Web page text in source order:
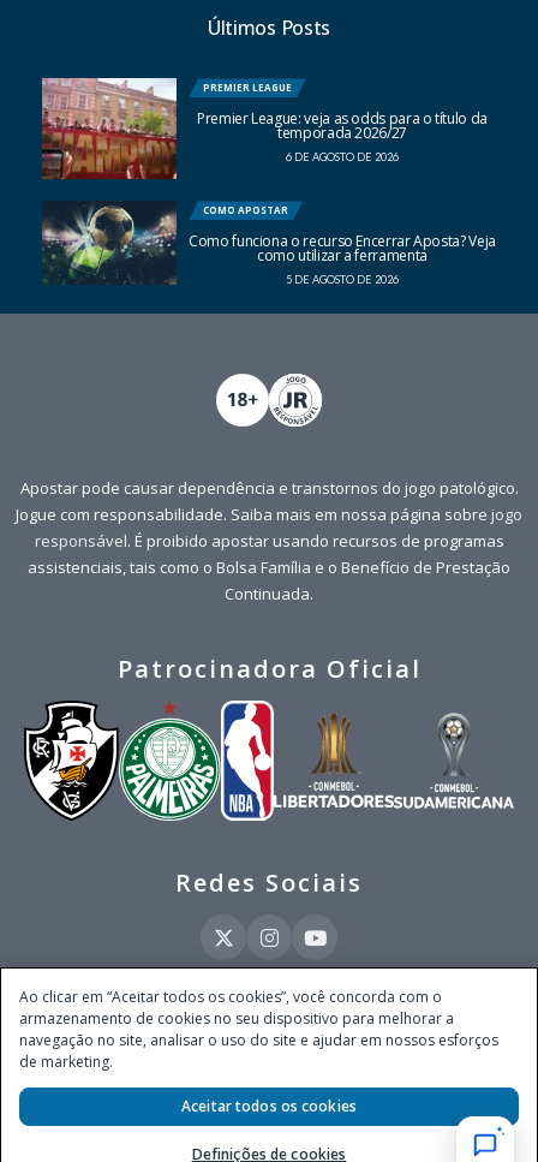
Últimos Posts
PREMIER LEAGUE
Premier League: veja as odds para o título da
temporada 2026/27
6 DE AGOSTO DE 2026
COMO APOSTAR
Como funciona o recurso Encerrar Aposta? Veja
como utilizar a ferramenta
5 DE AGOSTO DE 2026
Apostar pode causar dependência e transtornos do jogo patológico.
Jogue com responsabilidade. Saiba mais em nossa página sobre jogo
responsável. É proibido apostar usando recursos de programas
assistenciais, tais como o Bolsa Família e o Benefício de Prestação
Continuada.
Patrocinadora Oficial
Redes Sociais
Este site é operado pela Ventmear Brasil LTDA (CNPJ 52.868.380/0001-84), com
endereço na Avenida Brigadeiro Faria Lima, nº 4.055, 3º andar, Itaim Bibi, no
Município de São Paulo, Estado de São Paulo, CEP 04538-133, Brasil - empresa
autorizada a operar apostas de quota fixa em todo território nacional pela
Secretaria de Prêmios e Apostas do Ministério da Fazenda, conforme Portaria nº
247, de 07.02.2025, publicada no DOU em 11.2.2025.
Ao clicar em “Aceitar todos os cookies”, você concorda com o
armazenamento de cookies no seu dispositivo para melhorar a
navegação no site, analisar o uso do site e ajudar em nossos esforços
de marketing.
Definições de cookies
Aceitar todos os cookies